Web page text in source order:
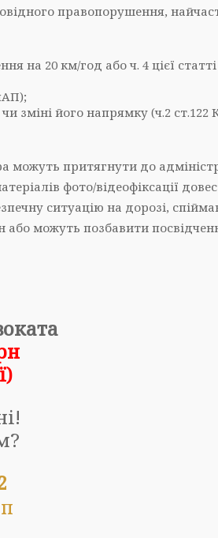
правопорушення,
на 20 км/год або ч. 4 цієї
зміні його напрямку (ч.2 ст.122
можуть притягнути до
фото/відеофіксації
ситуацію на дорозі,
можуть позбавити
)